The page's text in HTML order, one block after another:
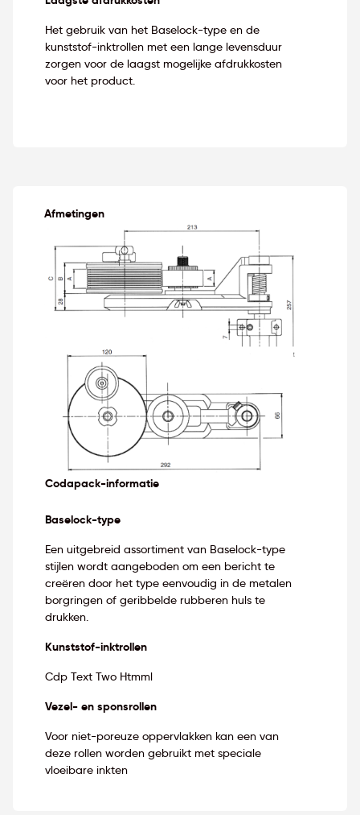
Het gebruik van het Baselock-type en de
kunststof-inktrollen met een lange levensduur
zorgen voor de laagst mogelijke afdrukkosten
voor het product.
Afmetingen
Codapack-informatie
Baselock-type
Een uitgebreid assortiment van Baselock-type
stijlen wordt aangeboden om een bericht te
creëren door het type eenvoudig in de metalen
borgringen of geribbelde rubberen huls te
drukken.
Kunststof-inktrollen
Cdp Text Two Htmml
Vezel- en sponsrollen
Voor niet-poreuze oppervlakken kan een van
deze rollen worden gebruikt met speciale
vloeibare inkten